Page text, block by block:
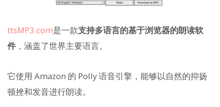
ttsMP3.com是一款支持多语言的基于浏览器的朗读软
件 ，涵盖了世界主要语言。
它使用 Amazon 的 Polly 语音引擎，能够以自然的抑扬
顿挫和发音进行朗读。